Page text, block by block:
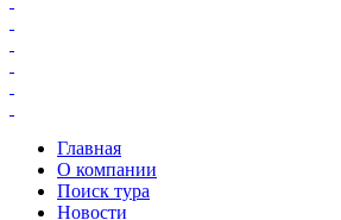
Главная
О компании
Поиск тура
Новости